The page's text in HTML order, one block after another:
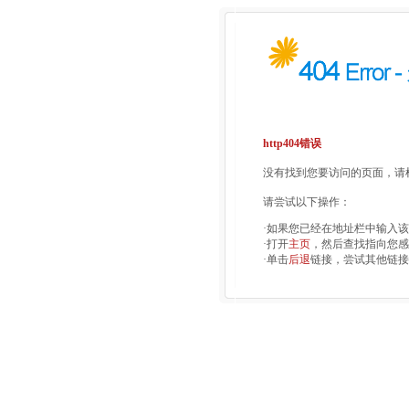
http404错误
没有找到您要访问的页面，
请尝试以下操作：
·如果您已经在地址栏中输入
·打开主页 ，然后查找指向您
·单击后退链接，尝试其他链